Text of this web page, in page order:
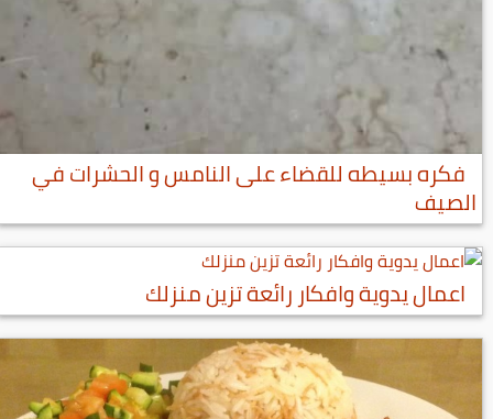
فكره بسيطه للقضاء على النامس و الحشرات في
الصيف
اعمال يدوية وافكار رائعة تزين منزلك